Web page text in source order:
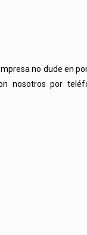
no dude en
nosotros por